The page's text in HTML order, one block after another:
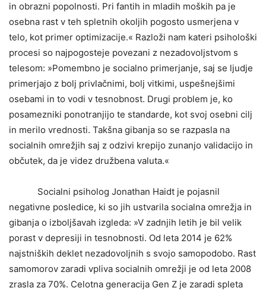
in obrazni popolnosti. Pri fantih in mladih moških pa je
osebna rast v teh spletnih okoljih pogosto usmerjena v
telo, kot primer optimizacije.« Razloži nam kateri psihološki
procesi so najpogosteje povezani z nezadovoljstvom s
telesom: »Pomembno je socialno primerjanje, saj se ljudje
primerjajo z bolj privlačnimi, bolj vitkimi, uspešnejšimi
osebami in to vodi v tesnobnost. Drugi problem je, ko
posamezniki ponotranjijo te standarde, kot svoj osebni cilj
in merilo vrednosti. Takšna gibanja so se razpasla na
socialnih omrežjih saj z odzivi krepijo zunanjo validacijo in
občutek, da je videz družbena valuta.«
Socialni psiholog Jonathan Haidt je pojasnil
negativne posledice, ki so jih ustvarila socialna omrežja in
gibanja o izboljšavah izgleda: »V zadnjih letih je bil velik
porast v depresiji in tesnobnosti. Od leta 2014 je 62%
najstniških deklet nezadovoljnih s svojo samopodobo. Rast
samomorov zaradi vpliva socialnih omrežji je od leta 2008
zrasla za 70%. Celotna generacija Gen Z je zaradi spleta